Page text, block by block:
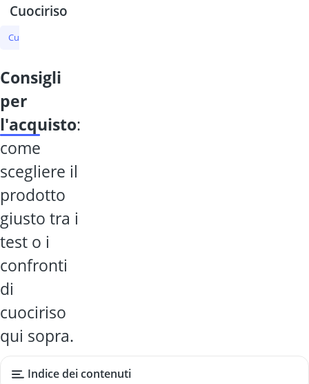
Cuociriso
Cuociriso
consigli
per
l'acquisto:
come
scegliere il
prodotto
giusto tra i
test o i
confronti
di
cuociriso
qui sopra.
Indice dei contenuti